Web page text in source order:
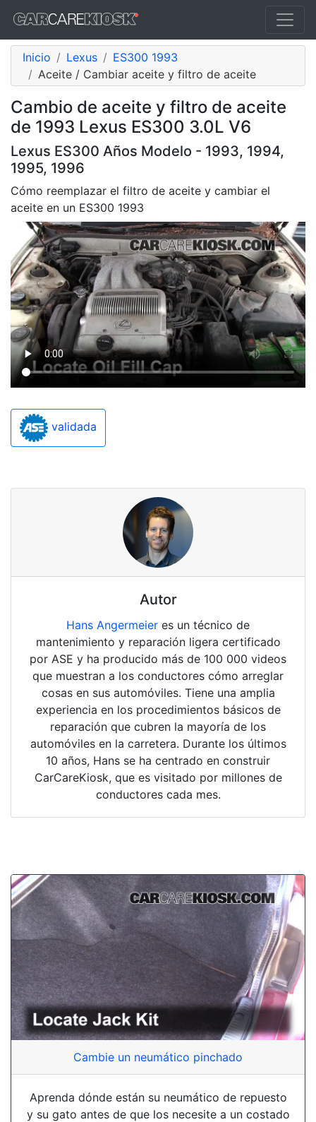
Inicio Lexus
ES300 1993
Aceite / Cambiar aceite y filtro de aceite
Cambio de aceite y filtro de aceite
de 1993 Lexus ES300 3.0L V6
Lexus ES300 Años Modelo - 1993, 1994,
1995, 1996
Cómo reemplazar el filtro de aceite y cambiar el
aceite en un ES300 1993
validada
Autor
Hans Angermeier es un técnico de
mantenimiento y reparación ligera certificado
por ASE y ha producido más de 100 000 videos
que muestran a los conductores cómo arreglar
cosas en sus automóviles. Tiene una amplia
experiencia en los procedimientos básicos de
reparación que cubren la mayoría de los
automóviles en la carretera. Durante los últimos
10 años, Hans se ha centrado en construir
CarCareKiosk, que es visitado por millones de
conductores cada mes.
Cambie un neumático pinchado
Aprenda dónde están su neumático de repuesto
y su gato antes de que los necesite a un costado